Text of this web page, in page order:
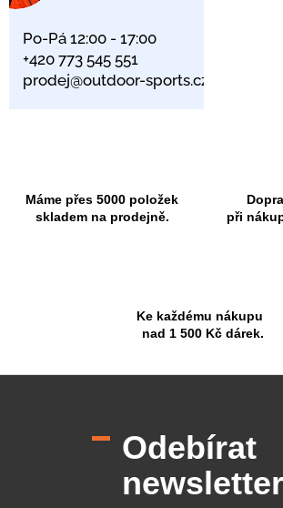
Po-Pá 12:00 - 17:00
+420 773 545 551
prodej@outdoor-sports.cz
Máme přes 5000 položek
skladem na prodejně.
při
Ke každému nákupu
nad 1 500 Kč dárek.
Odebírat
newsletter